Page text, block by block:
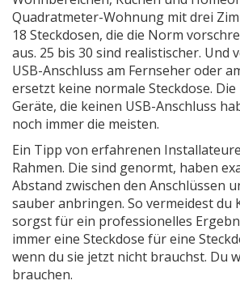
Quadratmeter-Wohnung mit drei
18 Steckdosen, die die Norm
aus. 25 bis 30 sind realistischer. Und
USB-Anschluss am Fernseher oder
ersetzt keine normale Steckdose.
Geräte, die keinen USB-Anschluss
noch immer die meisten.
Ein Tipp von erfahrenen
Rahmen. Die sind genormt, haben
Abstand zwischen den Anschlüssen
sauber anbringen. So vermeidest du
sorgst für ein professionelles
immer eine Steckdose für eine
wenn du sie jetzt nicht brauchst. Du
brauchen.